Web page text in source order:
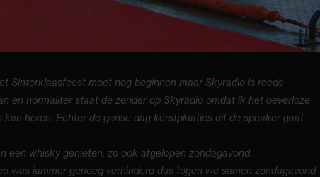
Sinterklaasfeest moet nog beginnen maar Skyradio is reeds
en normaliter staat de zender op Skyradio omdat ik het oeverloze
horen. Echter de ganse dag kerstplaatjes uit de speaker gaat
een whisky genieten, zo ook afgelopen zondagavond.
was jammer genoeg verhinderd dus togen we samen zondagavond